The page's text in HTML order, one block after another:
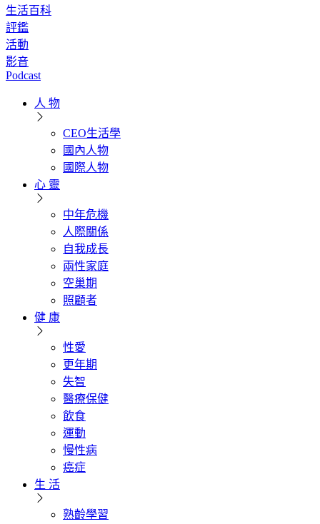
生活百科
評鑑
活動
影音
Podcast
人 物
CEO生活學
國內人物
國際人物
心 靈
中年危機
人際關係
自我成長
兩性家庭
空巢期
照顧者
健 康
性愛
更年期
失智
醫療保健
飲食
運動
慢性病
癌症
生 活
熟齡學習